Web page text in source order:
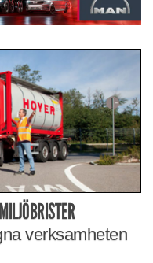
verksamheten